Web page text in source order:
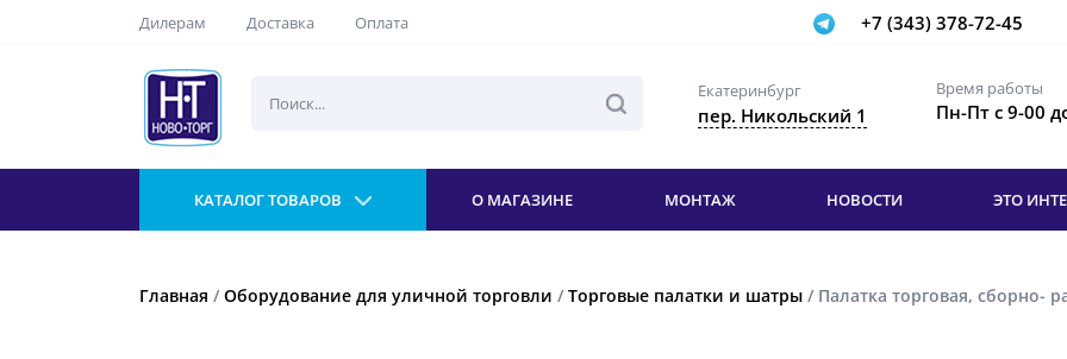
Дилерам Доставка Оплата +7 (343) 378-72-45
Екатеринбург
пер. Никольский 1
Время работы
Пн-Пт с 9-00
КАТАЛОГ ТОВАРОВ О МАГАЗИНЕ МОНТАЖ НОВОСТИ ЭТО
Главная / Оборудование для уличной торговли / Торговые палатки и шатры / Палатка торговая, сборно-